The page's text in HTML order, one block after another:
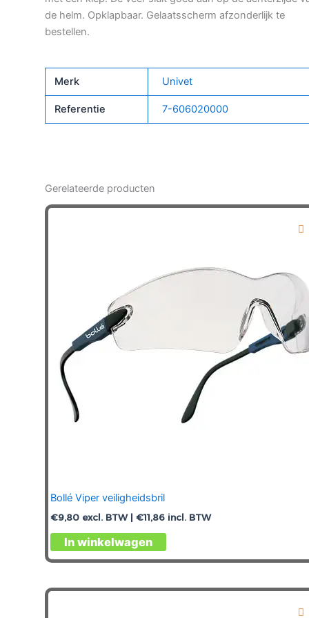
de helm. Opklapbaar. Gelaatsscherm afzonderlijk te
bestellen.
Merk Univet
Referentie 7-606020000
Gerelateerde producten
Bollé Viper veiligheidsbril
€9,80 excl. BTW | €11,86 incl. BTW
In winkelwagen